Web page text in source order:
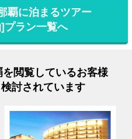
覇に泊まるツアー
プラン一覧へ
閲覧しているお客様
討されています